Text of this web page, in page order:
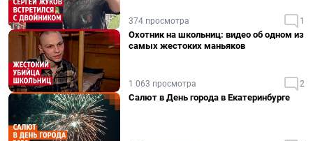
374 просмотра 1
Охотник на школьниц: видео об одном из
самых жестоких маньяков
1 063 просмотра 2
Салют в День города в Екатеринбурге